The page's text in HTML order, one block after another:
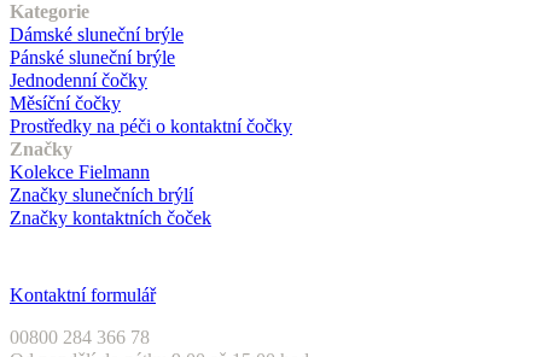
Kategorie
Dámské sluneční brýle
Pánské sluneční brýle
Jednodenní čočky
Měsíční čočky
Prostředky na péči o kontaktní čočky
Značky
Kolekce Fielmann
Značky slunečních brýlí
Značky kontaktních čoček
Kontaktní formulář
00800 284 366 78